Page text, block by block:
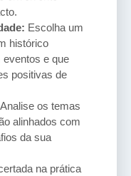
Escolha um
histórico
e que
positivas de
Analise os temas
alinhados com
da sua
na prática